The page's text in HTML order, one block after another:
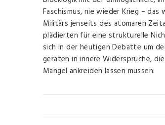
Faschismus, nie wieder Krieg –
Militärs jenseits des atomaren
plädierten für eine strukturelle
sich in der heutigen Debatte um
geraten in innere Widersprüche,
Mangel ankreiden lassen müssen.